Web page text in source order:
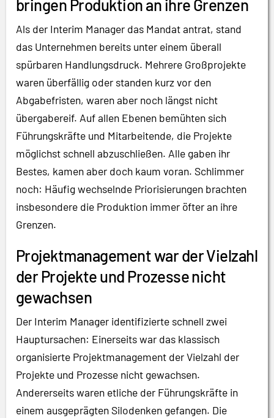
bringen Produktion an ihre Grenzen
Als der Interim Manager das Mandat antrat, stand
das Unternehmen bereits unter einem überall
spürbaren Handlungsdruck. Mehrere Großprojekte
waren überfällig oder standen kurz vor den
Abgabefristen, waren aber noch längst nicht
übergabereif. Auf allen Ebenen bemühten sich
Führungskräfte und Mitarbeitende, die Projekte
möglichst schnell abzuschließen. Alle gaben ihr
Bestes, kamen aber doch kaum voran. Schlimmer
noch: Häufig wechselnde Priorisierungen brachten
insbesondere die Produktion immer öfter an ihre
Grenzen.
Projektmanagement war der Vielzahl
der Projekte und Prozesse nicht
gewachsen
Der Interim Manager identifizierte schnell zwei
Hauptursachen: Einerseits war das klassisch
organisierte Projektmanagement der Vielzahl der
Projekte und Prozesse nicht gewachsen.
Andererseits waren etliche der Führungskräfte in
einem ausgeprägten Silodenken gefangen. Die